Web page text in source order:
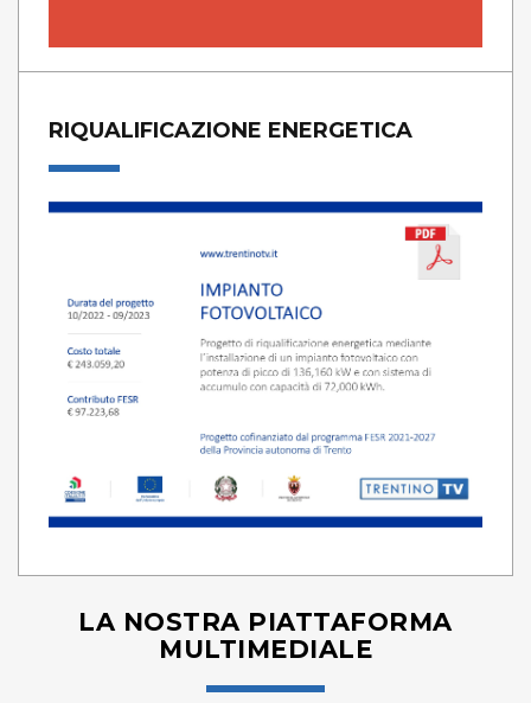
RIQUALIFICAZIONE ENERGETICA
LA NOSTRA PIATTAFORMA
MULTIMEDIALE